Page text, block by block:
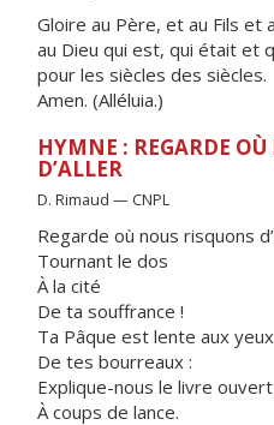
Gloire au Père, et au Fils et
au Dieu qui est, qui était et
pour les siècles des siècles.
Amen. (Alléluia.)
HYMNE : REGARDE
D’ALLER
D. Rimaud — CNPL
Regarde où nous risquons
Tournant le dos
À la cité
De ta souffrance !
Ta Pâque est lente aux
De tes bourreaux :
Explique-nous le livre ouvert
À coups de lance.